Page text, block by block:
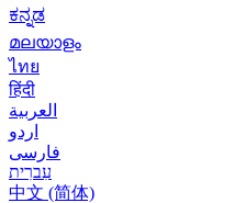
ಕನ್ನಡ
മലയാളം
ไทย
हिंदी
العربية
اردو
فارسی
עִברִית
中文 (简体)